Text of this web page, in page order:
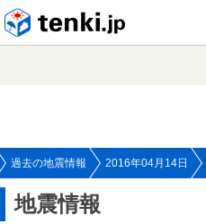
過去の地震情報 2016年04月14日
地震情報